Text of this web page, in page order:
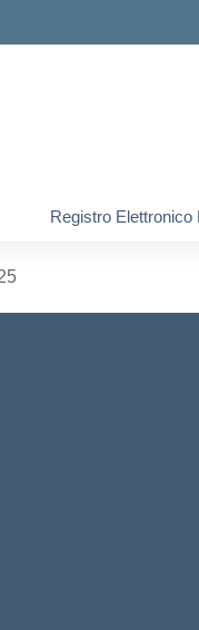
Registro Elettronico